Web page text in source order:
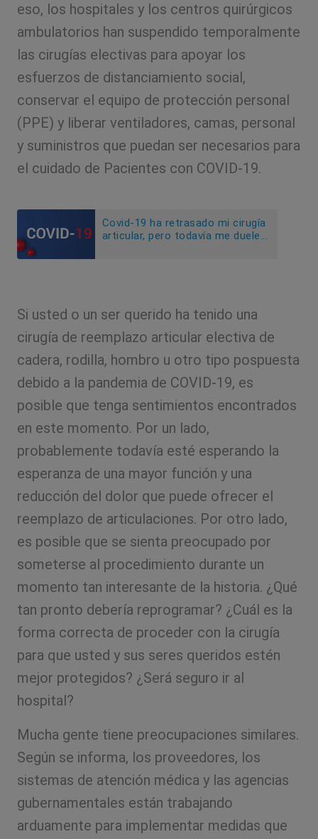
eso, los hospitales y los centros quirúrgicos
ambulatorios han suspendido temporalmente
las cirugías electivas para apoyar los
esfuerzos de distanciamiento social,
conservar el equipo de protección personal
(PPE) y liberar ventiladores, camas, personal
y suministros que puedan ser necesarios para
el cuidado de Pacientes con COVID-19.
Covid-19 ha retrasado mi cirugía
articular, pero todavía me duele...
Si usted o un ser querido ha tenido una
cirugía de reemplazo articular electiva de
cadera, rodilla, hombro u otro tipo pospuesta
debido a la pandemia de COVID-19, es
posible que tenga sentimientos encontrados
en este momento. Por un lado,
probablemente todavía esté esperando la
esperanza de una mayor función y una
reducción del dolor que puede ofrecer el
reemplazo de articulaciones. Por otro lado,
es posible que se sienta preocupado por
someterse al procedimiento durante un
momento tan interesante de la historia. ¿Qué
tan pronto debería reprogramar? ¿Cuál es la
forma correcta de proceder con la cirugía
para que usted y sus seres queridos estén
mejor protegidos? ¿Será seguro ir al
hospital?
Mucha gente tiene preocupaciones similares.
Según se informa, los proveedores, los
sistemas de atención médica y las agencias
gubernamentales están trabajando
arduamente para implementar medidas que